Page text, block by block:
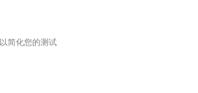
简化您的测试